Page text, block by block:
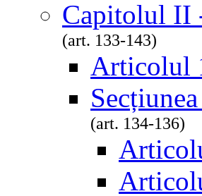
Capitolul II
(art. 133-143)
Articolul
(art. 134-136)